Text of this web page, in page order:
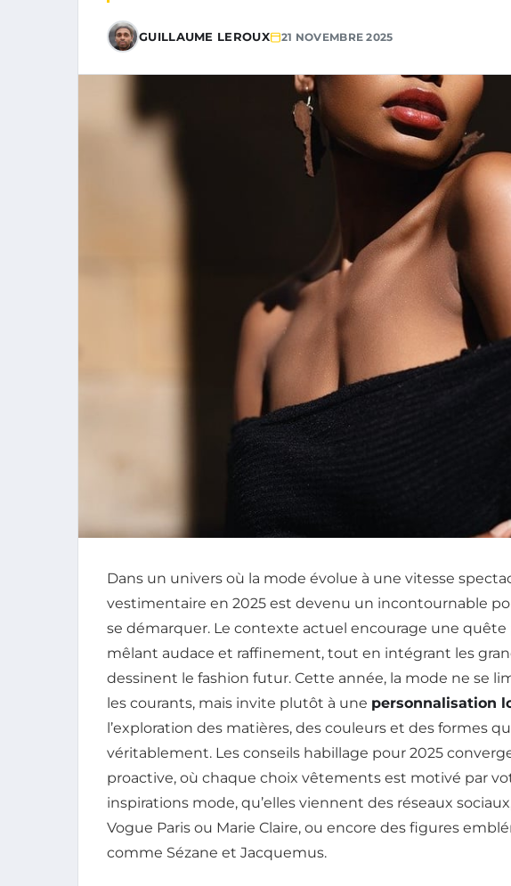
GUILLAUME LEROUX 21 NOVEMBRE 2025
Dans un univers où la mode évolue à une vitesse
vestimentaire en 2025 est devenu un incontournable
se démarquer. Le contexte actuel encourage une
mêlant audace et raffinement, tout en intégrant les
dessinent le fashion futur. Cette année, la mode ne se
les courants, mais invite plutôt à une personnalisation
l’exploration des matières, des couleurs et des formes
véritablement. Les conseils habillage pour 2025
proactive, où chaque choix vêtements est motivé par
inspirations mode, qu’elles viennent des réseaux
Vogue Paris ou Marie Claire, ou encore des figures
comme Sézane et Jacquemus.